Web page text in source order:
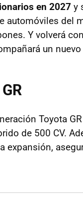
en 2027 y
automóviles del
Y volverá
un
Toyota
de 500 CV.
expansión,